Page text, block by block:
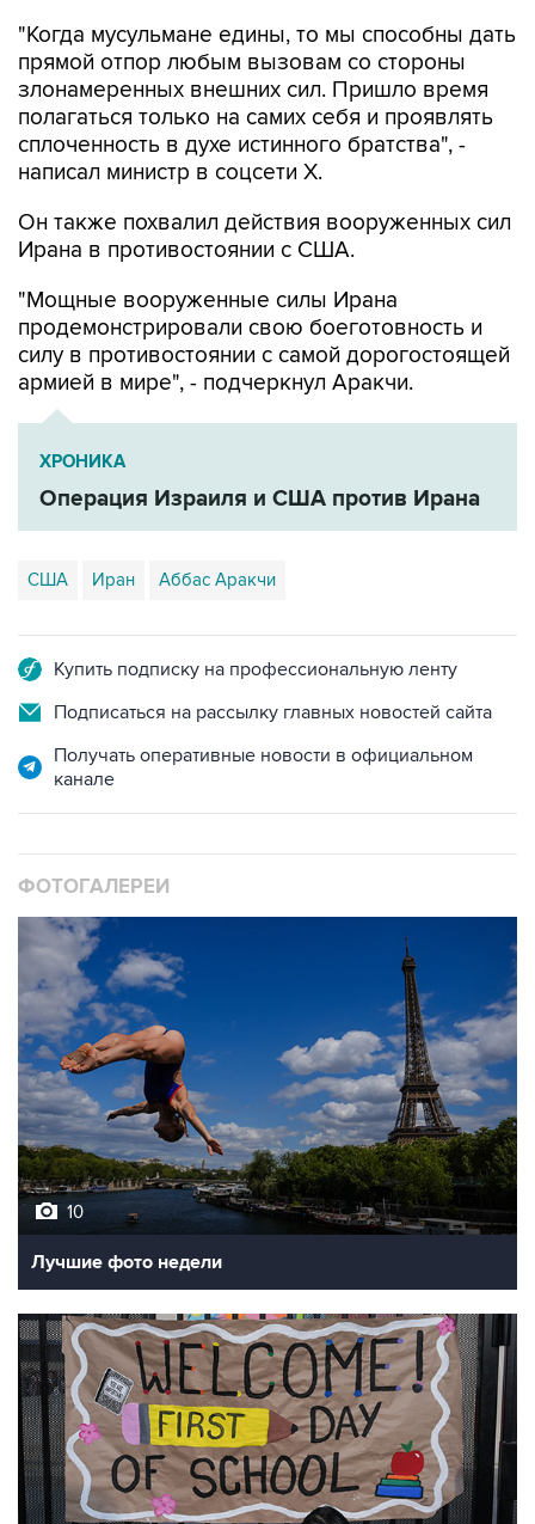
"Когда мусульмане едины, то мы способны дать
прямой отпор любым вызовам со стороны
злонамеренных внешних сил. Пришло время
полагаться только на самих себя и проявлять
сплоченность в духе истинного братства", -
написал министр в соцсети Х.
Он также похвалил действия вооруженных сил
Ирана в противостоянии с США.
"Мощные вооруженные силы Ирана
продемонстрировали свою боеготовность и
силу в противостоянии с самой дорогостоящей
армией в мире", - подчеркнул Аракчи.
ХРОНИКА
Операция Израиля и США против Ирана
США Иран Аббас Аракчи
Купить подписку на профессиональную ленту
Подписаться на рассылку главных новостей сайта
Получать оперативные новости в официальном
канале
ФОТОГАЛЕРЕИ
10
Лучшие фото недели